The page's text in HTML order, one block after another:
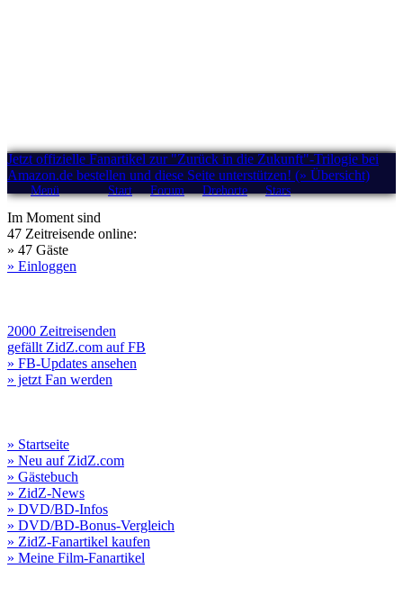
Jetzt offizielle Fanartikel zur "Zurück in die Zukunft"-Trilogie bei
Amazon.de bestellen und diese Seite unterstützen! (» Übersicht)
Menü Start Forum Drehorte Stars
Im Moment sind
47 Zeitreisende online:
» 47 Gäste
» Einloggen
2000 Zeitreisenden
gefällt ZidZ.com auf FB
» FB-Updates ansehen
» jetzt Fan werden
» Startseite
» Neu auf ZidZ.com
» Gästebuch
» ZidZ-News
» DVD/BD-Infos
» DVD/BD-Bonus-Vergleich
» ZidZ-Fanartikel kaufen
» Meine Film-Fanartikel